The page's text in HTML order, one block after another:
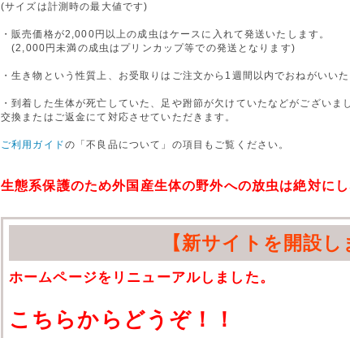
(サイズは計測時の最大値です)
・販売価格が2,000円以上の成虫はケースに入れて発送いたします。
(2,000円未満の成虫はプリンカップ等での発送となります)
・生き物という性質上、お受取りはご注文から1週間以内でおねがいいた
・到着した生体が死亡していた、足や跗節が欠けていたなどがございま
交換またはご返金にて対応させていただきます。
ご利用ガイドの「不良品について」の項目もご覧ください。
生態系保護のため外国産生体の野外への放虫は絶対にし
【新サイトを開設し
ホームページをリニューアルしました。
こちらからどうぞ！！